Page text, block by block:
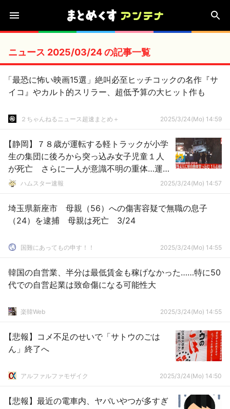
ニュース 2025/03/24 の記事一覧
「最恐に怖い映画15選」絶叫必至ヒッチコックの名作『サ
イコ』やカルト的スリラー、超低予算の大ヒット作も
２ちゃんねるニュース超速まとめ＋ 2025/3/24(Mo) 14:59
【静岡】７８歳が運転する軽トラックが小学
生の集団に後ろから突っ込み女子児童１人
が死亡 さらに一人が意識不明の重体…運転
手「なぜぶつかったかはわからない」
ハムスター速報 2025/3/24(Mo) 14:57
埼玉県新座市 母親（56）への傷害容疑で無職の息子
（24）を逮捕 母親は死亡 3/24
国難にあってもの申す！！ 2025/3/24(Mo) 14:55
韓国の自営業、半分は最低賃金も稼げなかった……特に50
代での自営起業は致命傷になる可能性大
楽韓Web 2025/3/24(Mo) 14:55
【悲報】コメ不足のせいで「サトウのごは
ん」終了へ
アルファルファモザイク 2025/3/24(Mo) 14:50
【悲報】最近の電車内、ヤバいやつが多すぎ